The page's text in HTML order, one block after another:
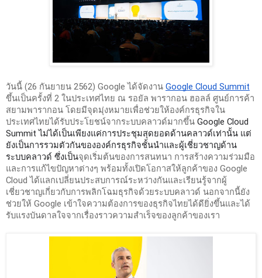
วันนี้ (26 กันยายน 2562) Google ได้จัดงาน Google Cloud Summit
ขึ้นเป็นครั้งที่ 2 ในประเทศไทย ณ รอยัล พารากอน ฮอลล์ ศูนย์การค้า
สยามพารากอน โดยมีจุดมุ่งหมายเพื่อช่วยให้องค์กรธุรกิจใน
ประเทศไทยได้รับประโยชน์จากระบบคลาวด์มากขึ้น Google Cloud
Summit ไม่ได้เป็นเพียงแค่การประชุมสุดยอดด้านคลาวด์เท่านั้น แต่
ยังเป็นการรวมตัวกันขององค์กรธุรกิจชั้นนำและผู้เชี่ยวชาญด้าน
ระบบคลาวด์ ซึ่งเป็นจุดเริ่มต้นของการสนทนา การสร้างความร่วมมือ
และการแก้ไขปัญหาต่างๆ พร้อมทั้งเปิดโอกาสให้ลูกค้าของ Google
Cloud ได้แลกเปลี่ยนประสบการณ์ระหว่างกันและเรียนรู้จากผู้
เชี่ยวชาญเกี่ยวกับการพลิกโฉมธุรกิจด้วยระบบคลาวด์ นอกจากนี้ยัง
ช่วยให้ Google เข้าใจความต้องการของธุรกิจไทยได้ดียิ่งขึ้นและได้
รับแรงบันดาลใจจากเรื่องราวความสำเร็จของลูกค้าของเรา